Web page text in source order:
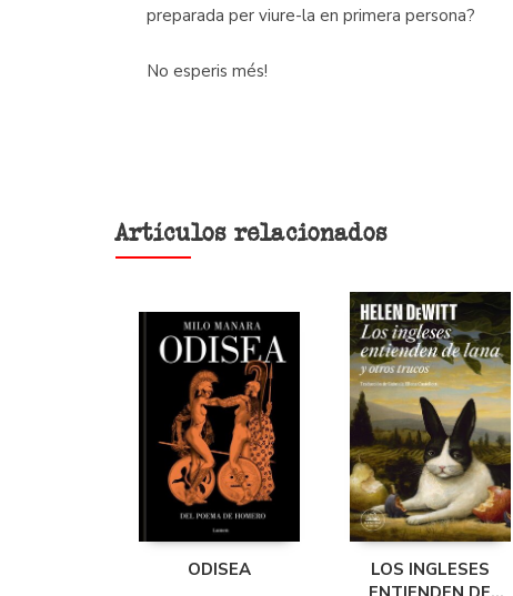
preparada per viure-la en primera persona?
No esperis més!
Artículos relacionados
ODISEA
LOS INGLESES